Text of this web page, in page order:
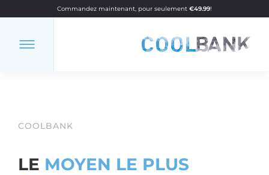
Commandez maintenant, pour seulement €49.99!
COOLBANK
LE MOYEN LE PLUS